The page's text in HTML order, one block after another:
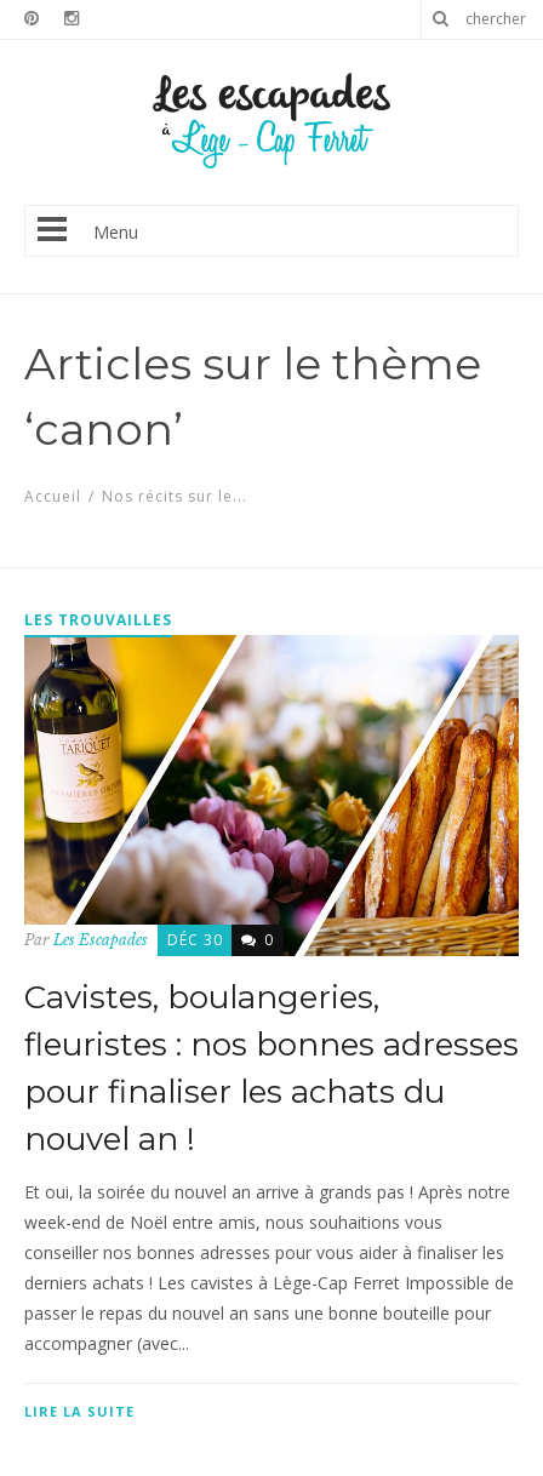
Menu
Articles sur le thème
‘canon’
Accueil / Nos récits sur le...
LES TROUVAILLES
Par Les Escapades DÉC 30 0
Cavistes, boulangeries,
fleuristes : nos bonnes adresses
pour finaliser les achats du
nouvel an !
Et oui, la soirée du nouvel an arrive à grands pas ! Après notre
week-end de Noël entre amis, nous souhaitions vous
conseiller nos bonnes adresses pour vous aider à finaliser les
derniers achats ! Les cavistes à Lège-Cap Ferret Impossible de
passer le repas du nouvel an sans une bonne bouteille pour
accompagner (avec...
LIRE LA SUITE